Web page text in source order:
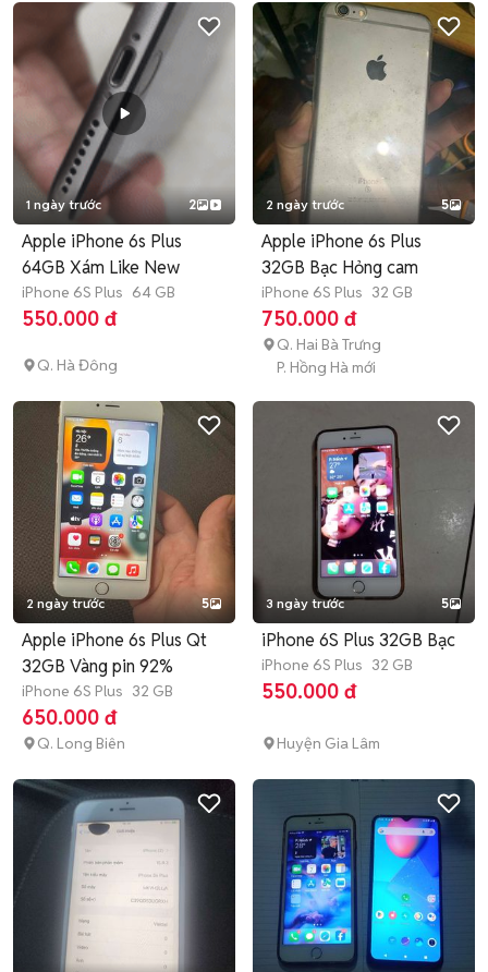
1 ngày trước 2
Apple iPhone 6s Plus
64GB Xám Like New
iPhone 6S Plus 64 GB
550.000 đ
Q. Hà Đông
2 ngày trước 5
Apple iPhone 6s Plus
32GB Bạc Hỏng cam
iPhone 6S Plus 32 GB
750.000 đ
Q. Hai Bà Trưng
P. Hồng Hà mới
2 ngày trước 5
Apple iPhone 6s Plus Qt
32GB Vàng pin 92%
iPhone 6S Plus 32 GB
650.000 đ
Q. Long Biên
3 ngày trước 5
iPhone 6S Plus 32GB Bạc
iPhone 6S Plus 32 GB
550.000 đ
Huyện Gia Lâm